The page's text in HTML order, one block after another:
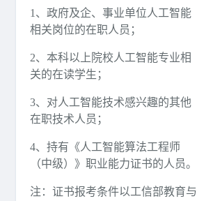
1、政府及企、事业单位人工智能
相关岗位的在职人员；
2、本科以上院校人工智能专业相
关的在读学生；
3、对人工智能技术感兴趣的其他
在职技术人员；
4、持有《人工智能算法工程师
（中级）》职业能力证书的人员。
注：证书报考条件以工信部教育与